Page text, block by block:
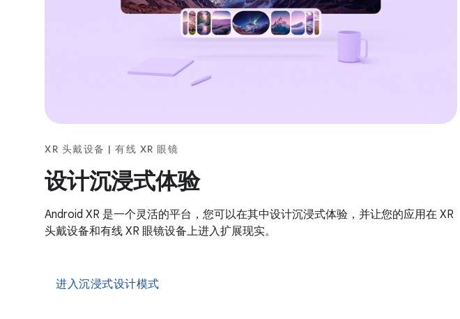
XR 头戴设备 | 有线 XR 眼镜
设计沉浸式体验
Android XR 是一个灵活的平台，您可以在其中设计沉浸式体验，并让您的应用在 XR
头戴设备和有线 XR 眼镜设备上进入扩展现实。
进入沉浸式设计模式